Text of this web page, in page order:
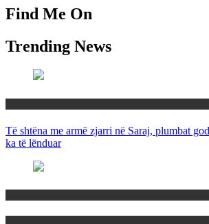
Find Me On
Trending News
Të shtëna me armë zjarri në Saraj, plumbat
ka të lënduar